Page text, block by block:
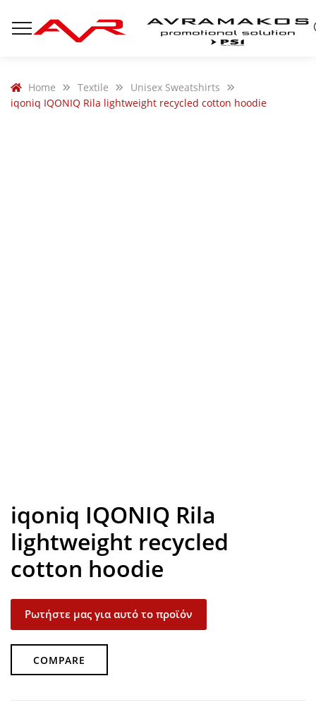
Home Textile
Unisex Sweatshirts
iqoniq IQONIQ Rila lightweight recycled cotton hoodie
iqoniq IQONIQ Rila
lightweight recycled
cotton hoodie
Ρωτήστε μας για αυτό το προϊόν
COMPARE